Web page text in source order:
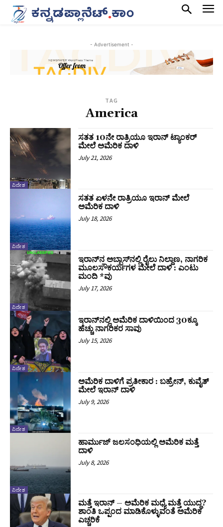
- Advertisement -
TAG
America
ವಿದೇಶ
ಸತತ 10ನೇ ರಾತ್ರಿಯೂ ಇರಾನ್‌ ಟ್ಯಾಂಕರ್‌
ಮೇಲೆ ಅಮೆರಿಕ ದಾಳಿ
July 21, 2026
ವಿದೇಶ
ಸತತ ಏಳನೇ ರಾತ್ರಿಯೂ ಇರಾನ್‌ ಮೇಲೆ
ಅಮೆರಿಕ ದಾಳಿ
July 18, 2026
ವಿದೇಶ
ಇರಾನ್‌ನ ಅಬ್ಬಾಸ್‌ನಲ್ಲಿ ರೈಲು ನಿಲ್ದಾಣ, ನಾಗರಿಕ
ಮೂಲಸೌಕರ್ಯಗಳ ಮೇಲೆ ದಾಳಿ : ಎಂಟು
ಮಂದಿ *ವು
July 17, 2026
ವಿದೇಶ
ಇರಾನ್‌ನಲ್ಲಿ ಅಮೆರಿಕ ದಾಳಿಯಿಂದ 30ಕ್ಕೂ
ಹೆಚ್ಚು ನಾಗರಿಕರ ಸಾವು
July 15, 2026
ವಿದೇಶ
ಅಮೆರಿಕ ದಾಳಿಗೆ ಪ್ರತೀಕಾರ : ಬಹ್ರೇನ್‌, ಕುವೈತ್‌
ಮೇಲೆ ಇರಾನ್‌ ದಾಳಿ
July 9, 2026
ವಿದೇಶ
ಹಾರ್ಮುಜ್‌ ಜಲಸಂಧಿಯಲ್ಲಿ ಅಮೆರಿಕ ಮತ್ತೆ
ದಾಳಿ
July 8, 2026
ಮತ್ತೆ ಇರಾನ್‌ – ಅಮೆರಿಕ ಮಧ್ಯೆ ಮತ್ತೆ ಯುದ್ಧ?
ಶಾಂತಿ ಒಪ್ಪಂದ ಮಾಡಿಕೊಳ್ಳುವಂತೆ ಅಮೆರಿಕ
ಎಚ್ಚರಿಕೆ